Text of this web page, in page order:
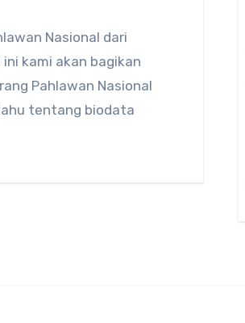
Nasional dari
kami akan bagikan
Pahlawan Nasional
tentang biodata